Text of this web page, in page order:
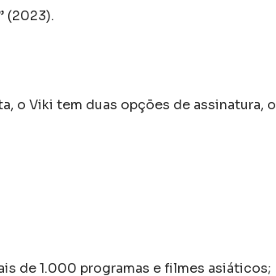
(2023).
o Viki tem duas opções de assinatura, o
de 1.000 programas e filmes asiáticos;